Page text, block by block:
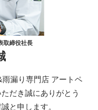
取締役社長
漏り専門店 アートペ
だき誠にありがとう
と申します。